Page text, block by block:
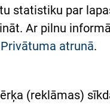
лікарні
з Україною
statistiku par
Ar pilnu
Privātuma atrunā.
(reklāmas)